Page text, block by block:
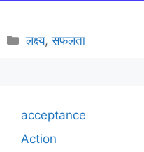
Categories
लक्ष्य,सफलता
acceptance
Action